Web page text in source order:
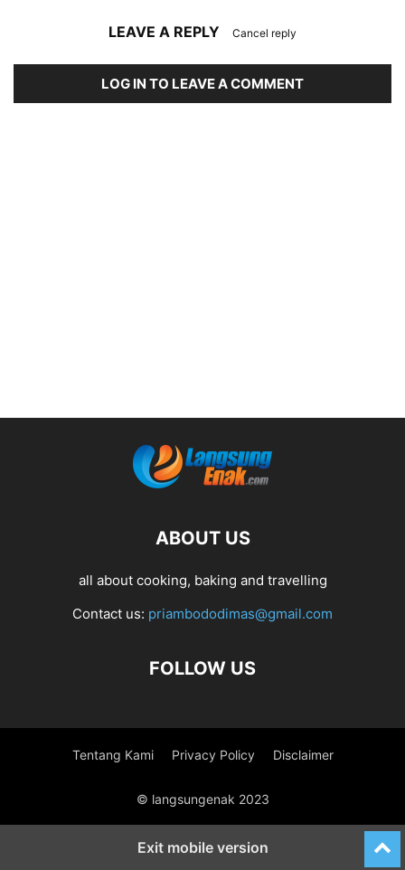
LEAVE A REPLY Cancel reply
LOG IN TO LEAVE A COMMENT
ABOUT US
all about cooking, baking and travelling
Contact us: priambododimas@gmail.com
FOLLOW US
Tentang Kami Privacy Policy Disclaimer
© langsungenak 2023
Exit mobile version